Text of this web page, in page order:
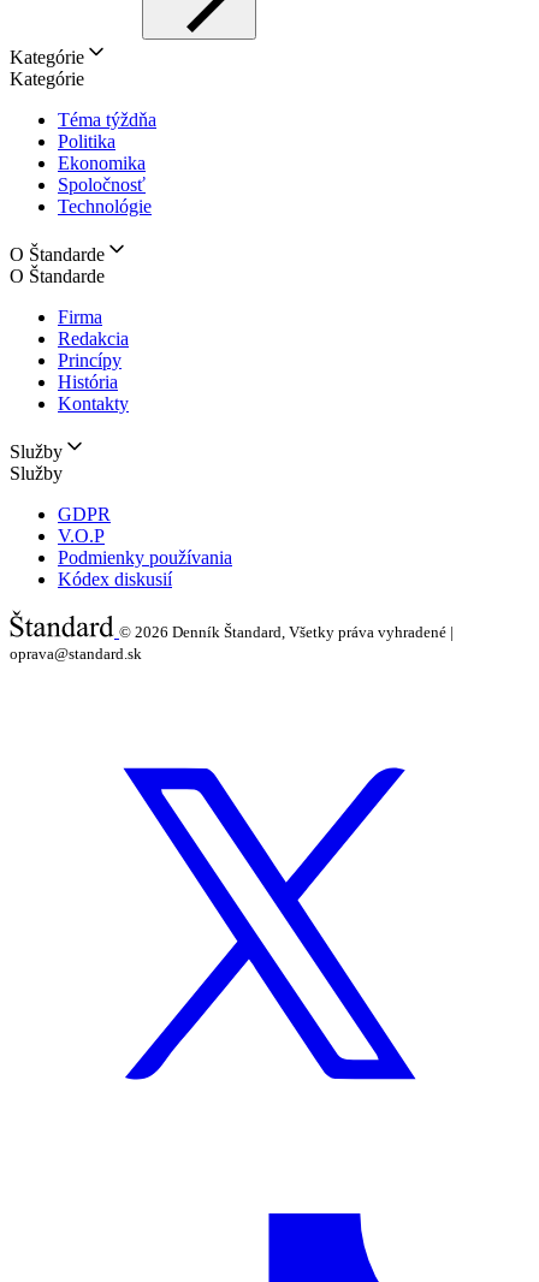
Kategórie
Kategórie
Téma týždňa
Politika
Ekonomika
Spoločnosť
Technológie
O Štandarde
O Štandarde
Firma
Redakcia
Princípy
História
Kontakty
Služby
Služby
GDPR
V.O.P
Podmienky používania
Kódex diskusií
© 2026 Denník Štandard, Všetky práva vyhradené |
oprava@standard.sk